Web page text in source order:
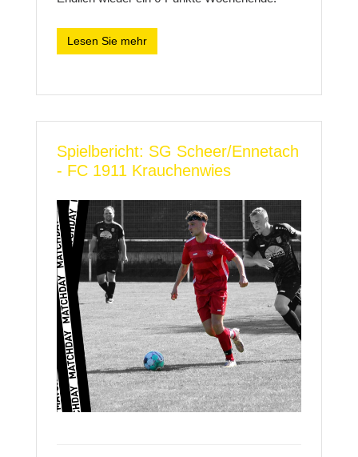
Lesen Sie mehr
Spielbericht: SG Scheer/Ennetach
- FC 1911 Krauchenwies